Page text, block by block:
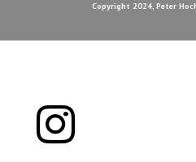
Copyright 2024, Peter
